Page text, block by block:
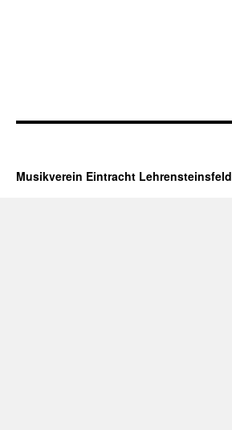
Musikverein Eintracht Lehrensteinsfeld